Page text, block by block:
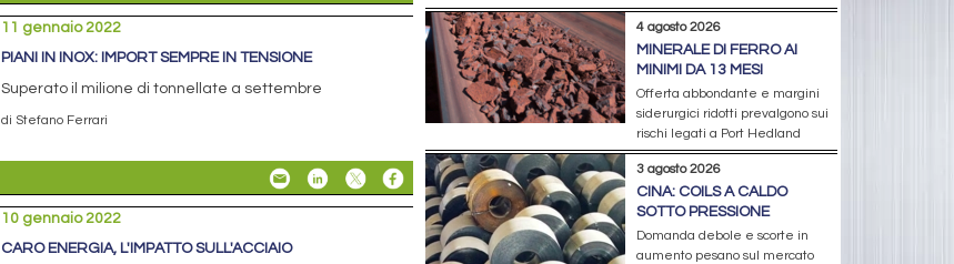
11 gennaio 2022
PIANI IN INOX: IMPORT SEMPRE IN TENSIONE
Superato il milione di tonnellate a settembre
di Stefano Ferrari
10 gennaio 2022
CARO ENERGIA, L'IMPATTO SULL'ACCIAIO
4 agosto 2026
MINERALE DI FERRO AI
MINIMI DA 13 MESI
Offerta abbondante e margini
siderurgici ridotti prevalgono sui
rischi legati a Port Hedland
3 agosto 2026
CINA: COILS A CALDO
SOTTO PRESSIONE
Domanda debole e scorte in
aumento pesano sul mercato